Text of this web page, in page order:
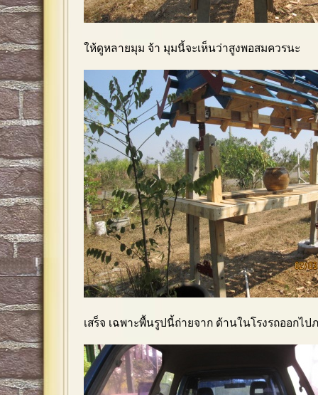
ให้ดูหลายมุม จ้า มุมนี้จะเห็นว่าสูงพอสมควรนะ
เสร็จ เฉพาะพื้นรูปนี้ถ่ายจาก ด้านในโรงรถออกไ